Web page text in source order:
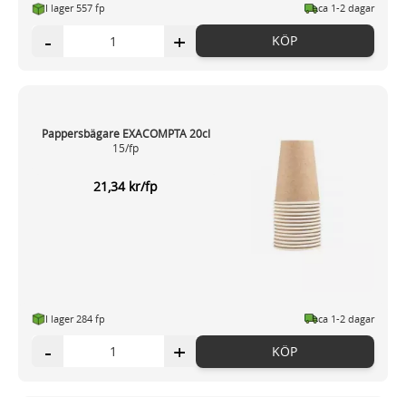
I lager 557 fp ca 1-2 dagar
- + KÖP
Pappersbägare EXACOMPTA 20cl
15/fp
21,34 kr/fp
I lager 284 fp ca 1-2 dagar
- + KÖP